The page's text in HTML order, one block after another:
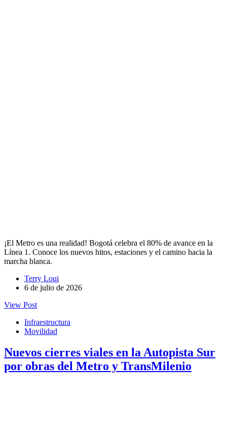
¡El Metro es una realidad! Bogotá celebra el 80% de avance en la
Línea 1. Conoce los nuevos hitos, estaciones y el camino hacia la
marcha blanca.
Terry Loui
6 de julio de 2026
View Post
Infraestructura
Movilidad
Nuevos cierres viales en la Autopista Sur
por obras del Metro y TransMilenio